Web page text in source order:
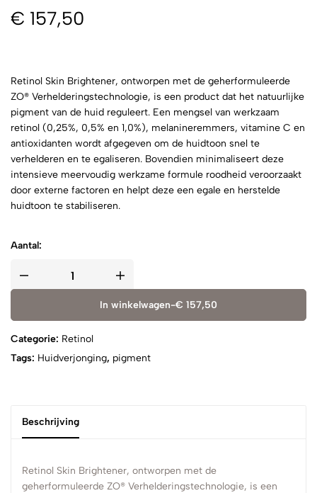
€ 157,50
Retinol Skin Brightener, ontworpen met de geherformuleerde
ZO® Verhelderingstechnologie, is een product dat het natuurlijke
pigment van de huid reguleert. Een mengsel van werkzaam
retinol (0,25%, 0,5% en 1,0%), melanineremmers, vitamine C en
antioxidanten wordt afgegeven om de huidtoon snel te
verhelderen en te egaliseren. Bovendien minimaliseert deze
intensieve meervoudig werkzame formule roodheid veroorzaakt
door externe factoren en helpt deze een egale en herstelde
huidtoon te stabiliseren.
Aantal:
In winkelwagen-€ 157,50
Categorie: Retinol
Tags: Huidverjonging, pigment
Beschrijving
Retinol Skin Brightener, ontworpen met de
geherformuleerde ZO® Verhelderingstechnologie, is een